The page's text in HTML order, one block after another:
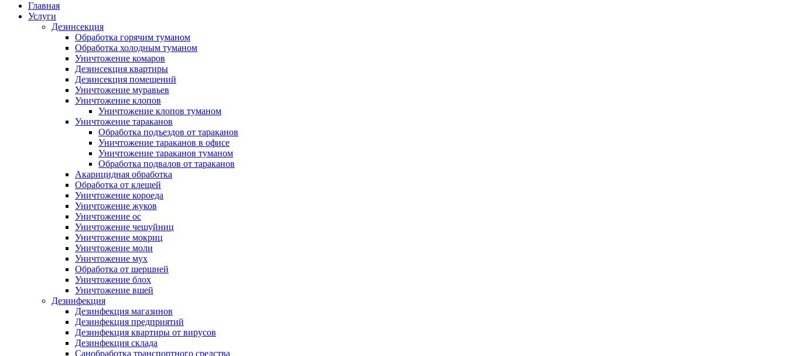
Главная
Услуги
Дезинсекция
Обработка горячим туманом
Обработка холодным туманом
Уничтожение комаров
Дезинсекция квартиры
Дезинсекция помещений
Уничтожение муравьев
Уничтожение клопов
Уничтожение клопов туманом
Уничтожение тараканов
Обработка подъездов от тараканов
Уничтожение тараканов в офисе
Уничтожение тараканов туманом
Обработка подвалов от тараканов
Акарицидная обработка
Обработка от клещей
Уничтожение короеда
Уничтожение жуков
Уничтожение ос
Уничтожение чешуйниц
Уничтожение мокриц
Уничтожение моли
Уничтожение мух
Обработка от шершней
Уничтожение блох
Уничтожение вшей
Дезинфекция
Дезинфекция магазинов
Дезинфекция предприятий
Дезинфекция квартиры от вирусов
Дезинфекция склада
Санобработка транспортного средства